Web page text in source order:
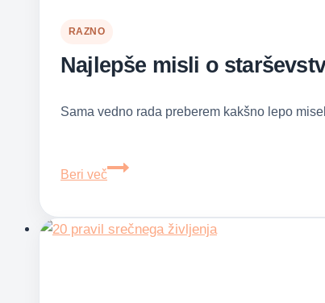
RAZNO
Najlepše misli o
Sama vedno rada preberem kakšno lepo
Beri več
Najlepše
starševstvu